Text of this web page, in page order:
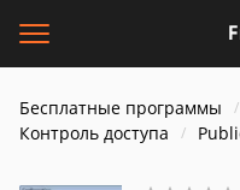
Бесплатные программы
Контроль доступа